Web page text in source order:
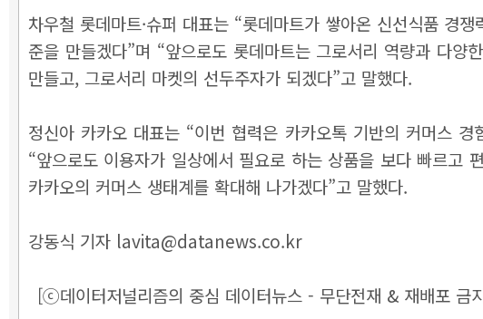
차우철 롯데마트·슈퍼 대표는 “롯데마트가 쌓아온 신선식품 경
준을 만들겠다”며 “앞으로도 롯데마트는 그로서리 역량과 다
만들고, 그로서리 마켓의 선두주자가 되겠다”고 말했다.
정신아 카카오 대표는 “이번 협력은 카카오톡 기반의 커머스
“앞으로도 이용자가 일상에서 필요로 하는 상품을 보다 빠르고
카카오의 커머스 생태계를 확대해 나가겠다”고 말했다.
강동식 기자 lavita@datanews.co.kr
[ⓒ데이터저널리즘의 중심 데이터뉴스 - 무단전재 & 재배포 금